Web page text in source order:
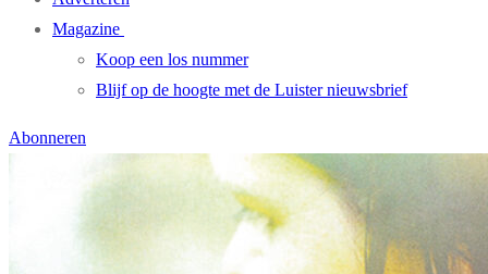
Magazine
Koop een los nummer
Blijf op de hoogte met de Luister nieuwsbrief
Abonneren